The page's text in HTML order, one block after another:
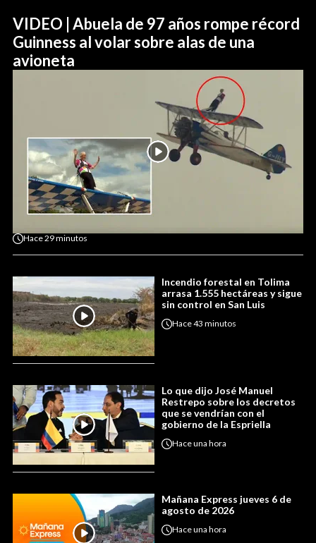
VIDEO | Abuela de 97 años rompe récord
Guinness al volar sobre alas de una
avioneta
Hace29 minutos
Incendio forestal en Tolima
arrasa 1.555 hectáreas y sigue
sin control en San Luis
Hace43 minutos
Lo que dijo José Manuel
Restrepo sobre los decretos
que se vendrían con el
gobierno de la Espriella
Haceuna hora
Mañana Express jueves 6 de
agosto de 2026
Haceuna hora